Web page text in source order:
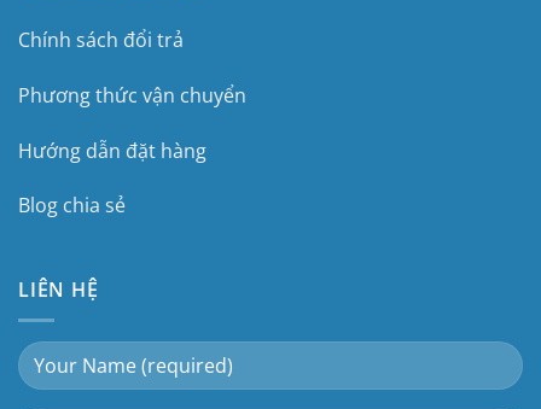
Chính sách đổi trả
Phương thức vận chuyển
Hướng dẫn đặt hàng
Blog chia sẻ
LIÊN HỆ